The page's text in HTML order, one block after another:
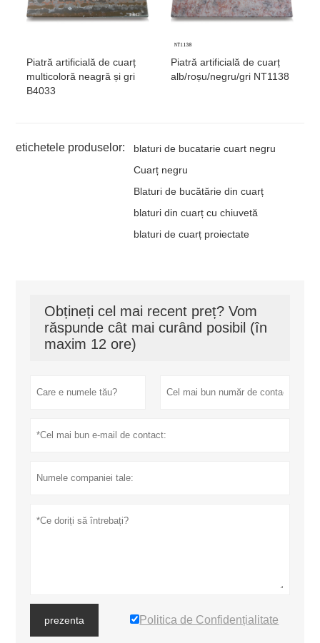
Piatră artificială de cuarț
multicoloră neagră și gri
B4033
Piatră artificială de cuarț
alb/roșu/negru/gri NT1138
etichetele produselor:
blaturi de bucatarie cuart negru
Cuarț negru
Blaturi de bucătărie din cuarț
blaturi din cuarț cu chiuvetă
blaturi de cuarț proiectate
Obțineți cel mai recent preț? Vom
răspunde cât mai curând posibil (în
maxim 12 ore)
prezenta Politica de Confidențialitate